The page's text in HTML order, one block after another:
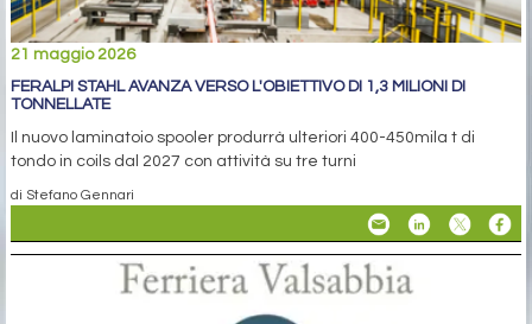
21 maggio 2026
FERALPI STAHL AVANZA VERSO L'OBIETTIVO DI 1,3 MILIONI DI
TONNELLATE
Il nuovo laminatoio spooler produrrà ulteriori 400-450mila t di
tondo in coils dal 2027 con attività su tre turni
di Stefano Gennari